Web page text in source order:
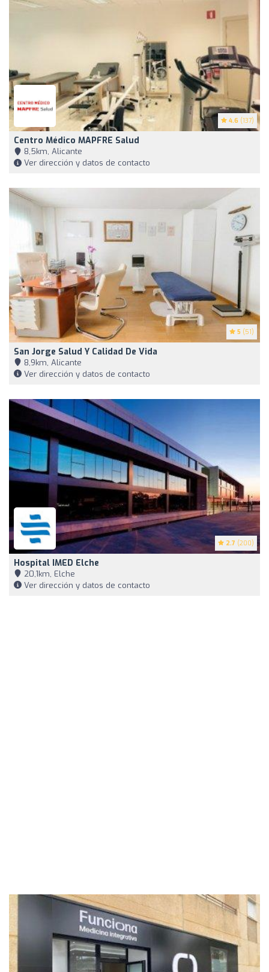
4.6 (137)
Centro Médico MAPFRE Salud
8,5km, Alicante
Ver dirección y datos de contacto
5 (51)
San Jorge Salud Y Calidad De Vida
8,9km, Alicante
Ver dirección y datos de contacto
2.7 (200)
Hospital IMED Elche
20,1km, Elche
Ver dirección y datos de contacto